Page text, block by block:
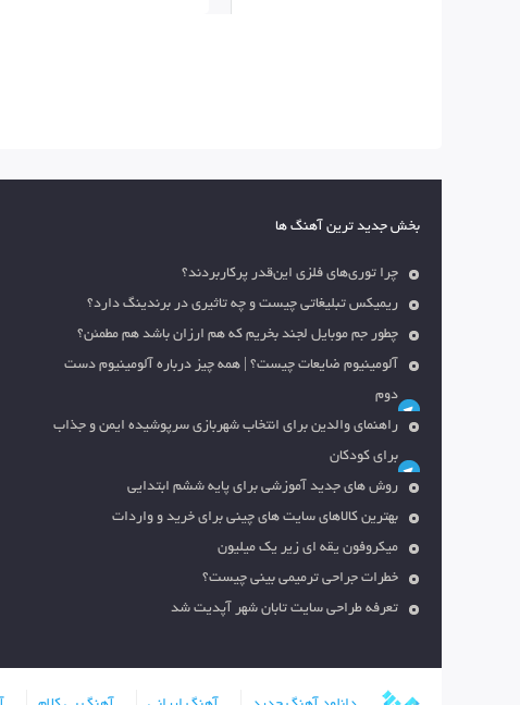
بخش جدید ترین آهنگ ها
چرا توری‌های فلزی این‌قدر پرکاربردند؟
ریمیکس تبلیغاتی چیست و چه تاثیری در برندینگ دارد؟
چطور جم موبایل لجند بخریم که هم ارزان باشد هم مطمئن؟
آلومینیوم ضایعات چیست؟ | همه چیز درباره آلومینیوم دست
دوم
راهنمای والدین برای انتخاب شهربازی سرپوشیده ایمن و جذاب
برای کودکان
روش های جدید آموزشی برای پایه ششم ابتدایی
بهترین کالاهای سایت های چینی برای خرید و واردات
میکروفون یقه ای زیر یک میلیون
خطرات جراحی ترمیمی بینی چیست؟
تعرفه طراحی سایت تابان شهر آپدیت شد